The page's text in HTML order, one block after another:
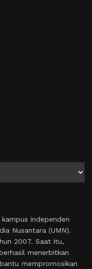
independen
Nusantara (UMN).
2007. Saat itu,
menerbitkan
mempromosikan